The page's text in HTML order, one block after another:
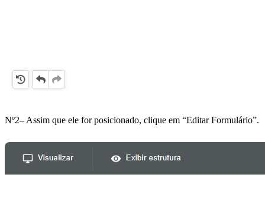
Nº2– Assim que ele for posicionado, clique em “Editar Formulário”.